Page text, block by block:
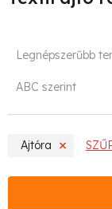
T
m
Legnépszerűbb
ABC szerint
Ajtóra